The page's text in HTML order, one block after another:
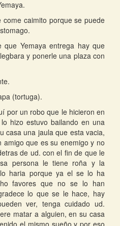
caimito porque se puede
Yemaya entrega hay que
y ponerle una plaza con
(tortuga).
por un robo que le hicieron en
hizo estuvo bailando en una
casa una jaula que esta vacia,
amigo que es su enemigo y no
de ud. con el fin de que le
persona le tiene roña y la
haria porque ya el se lo ha
favores que no se lo han
lo que se le hace, hay
ver, tenga cuidado ud.
matar a alguien, en su casa
el mismo sueño y por eso